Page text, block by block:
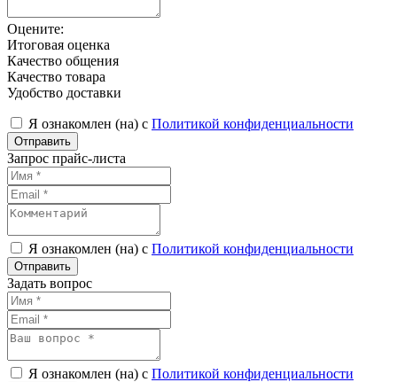
Оцените:
Итоговая оценка
Качество общения
Качество товара
Удобство доставки
Я ознакомлен (на) с Политикой конфиденциальности
Запрос прайс-листа
Я ознакомлен (на) с Политикой конфиденциальности
Задать вопрос
Я ознакомлен (на) с Политикой конфиденциальности